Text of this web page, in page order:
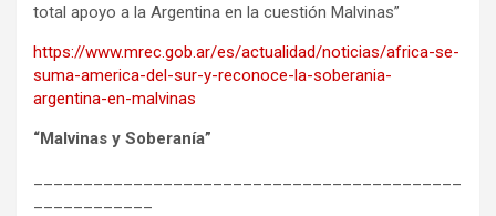
total apoyo a la Argentina en la cuestión Malvinas”
https://www.mrec.gob.ar/es/actualidad/noticias/africa-se-
suma-america-del-sur-y-reconoce-la-soberania-
argentina-en-malvinas
“Malvinas y Soberanía”